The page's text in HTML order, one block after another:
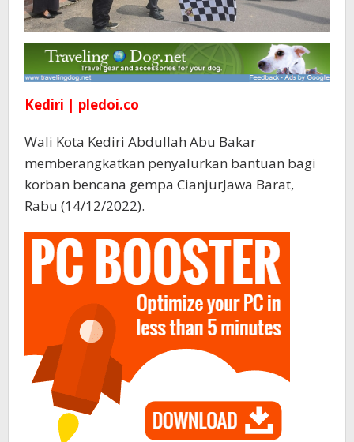
Kediri | pledoi.co
Wali Kota Kediri Abdullah Abu Bakar
memberangkatkan penyalurkan bantuan bagi
korban bencana gempa CianjurJawa Barat,
Rabu (14/12/2022).